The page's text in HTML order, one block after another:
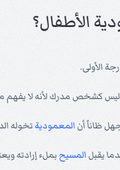
الأطفال؟
المعمودية تخوله
المسيح بملء إرادته